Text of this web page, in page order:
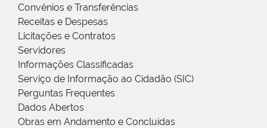
Convênios e Transferências
Receitas e Despesas
Licitações e Contratos
Servidores
Informações Classificadas
Serviço de Informação ao Cidadão (SIC)
Perguntas Frequentes
Dados Abertos
Obras em Andamento e Concluídas